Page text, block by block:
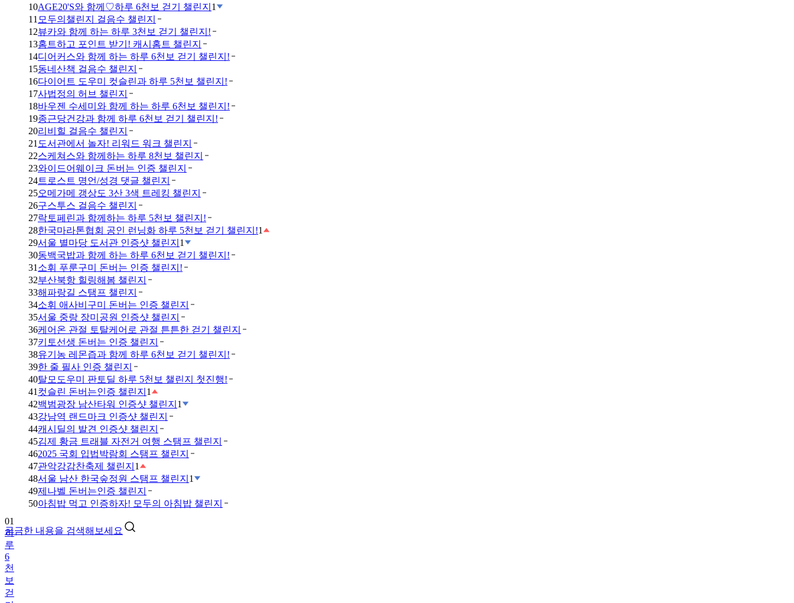
10AGE20'S와 함께♡하루 6천보 걷기 챌린지 1
11 모두의챌린지 걸음수 챌린지
12뷰카와 함께 하는 하루 3천보 걷기 챌린지!
13홈트하고 포인트 받기! 캐시홈트 챌린지
14디어커스와 함께 하는 하루 6천보 걷기 챌린지!
15동네산책 걸음수 챌린지
16다이어트 도우미 컷슬린과 하루 5천보 챌린지!
17사법정의 허브 챌린지
18바우젠 수세미와 함께 하는 하루 6천보 챌린지!
19종근당건강과 함께 하루 6천보 걷기 챌린지!
20리비힐 걸음수 챌린지
21 도서관에서 놀자! 리워드 워크 챌린지
22스케쳐스와 함께하는 하루 8천보 챌린지
23와이드어웨이크 돈버는 인증 챌린지
24트로스트 명언/성경 댓글 챌린지
25오메가메 갱상도 3산 3색 트레킹 챌린지
26구스투스 걸음수 챌린지
27락토페린과 함께하는 하루 5천보 챌린지!
28한국마라톤협회 공인 런닝화 하루 5천보 걷기 챌린지!1
29서울 별마당 도서관 인증샷 챌린지 1
30동백국밥과 함께 하는 하루 6천보 걷기 챌린지!
31 소휘 푸룬구미 돈버는 인증 챌린지!
32부산북항 힐링해봄 챌린지
33해파랑길 스탬프 챌린지
34소휘 애사비구미 돈버는 인증 챌린지
35서울 중랑 장미공원 인증샷 챌린지
36케어온 관절 토탈케어로 관절 튼튼한 걷기 챌린지
37키토선생 돈버는 인증 챌린지
38유기농 레몬즙과 함께 하루 6천보 걷기 챌린지!
39한 줄 필사 인증 챌린지
40탈모도우미 판토딜 하루 5천보 챌린지 첫진행!
41 컷슬린 돈버는인증 챌린지 1
42백범광장 남산타워 인증샷 챌린지 1
43강남역 랜드마크 인증샷 챌린지
44캐시딜의 발견 인증샷 챌린지
45김제 황금 트래블 자전거 여행 스탬프 챌린지
462025 국회 입법박람회 스탬프 챌린지
47관악강감찬축제 챌린지 1
48서울 남산 한국숲정원 스탬프 챌린지 1
49제나벨 돈버는인증 챌린지
50아침밥 먹고 인증하자! 모두의 아침밥 챌린지
궁금한 내용을 검색해보세요
루
6
천
보
걷
기
챌